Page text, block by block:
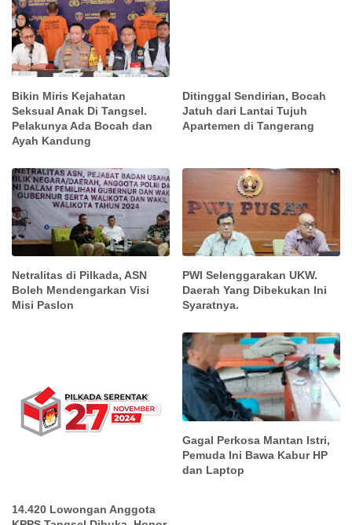
Bikin Miris Kejahatan
Seksual Anak Di Tangsel.
Pelakunya Ada Bocah dan
Ayah Kandung
Ditinggal Sendirian, Bocah
Jatuh dari Lantai Tujuh
Apartemen di Tangerang
Netralitas di Pilkada, ASN
Boleh Mendengarkan Visi
Misi Paslon
PWI Selenggarakan UKW.
Daerah Yang Dibekukan Ini
Syaratnya.
14.420 Lowongan Anggota
Gagal Perkosa Mantan Istri,
Pemuda Ini Bawa Kabur HP
dan Laptop